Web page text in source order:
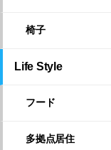
椅子
Life Style
フード
多拠点居住